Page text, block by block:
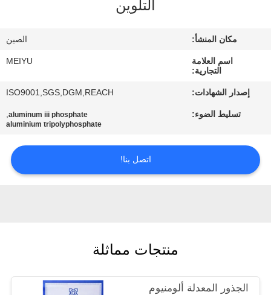
الجودة
اتصل
اطلب
اقتباس
POLICY
التلوين
مكان المنشأ: الصين
اسم العلامة
التجارية:
MEIYU
إصدار الشهادات: ISO9001,SGS,DGM,REACH
تسليط الضوء: aluminum iii phosphate
,
aluminium tripolyphosphate
اتصل بنا!
منتجات مماثلة
الجذور المعدلة ألومنيوم